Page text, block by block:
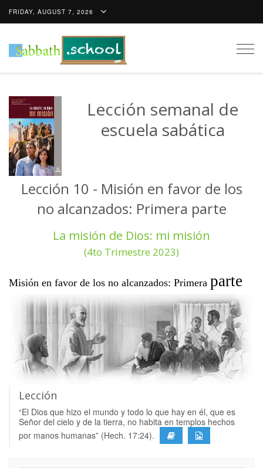
FRIDAY, AUGUST 7, 2026
Lección semanal de
escuela sabática
Lección 10 - Misión en favor de los
no alcanzados: Primera parte
La misión de Dios: mi misión
(4to Trimestre 2023)
Misión en favor de los no alcanzados: Primera parte
Lección
“El Dios que hizo el mundo y todo lo que hay en él, que es
Señor del cielo y de la tierra, no habita en templos hechos
por manos humanas” (Hech. 17:24).